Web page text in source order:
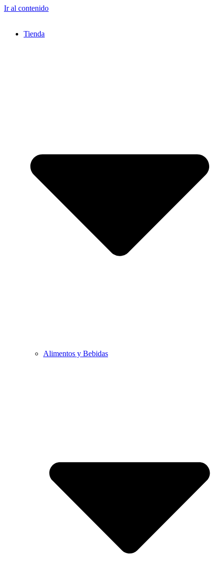
Ir al contenido
Tienda
Alimentos y Bebidas